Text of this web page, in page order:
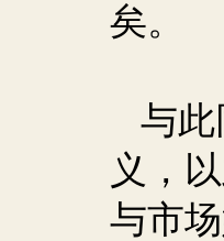
矣。
与
义，
与市